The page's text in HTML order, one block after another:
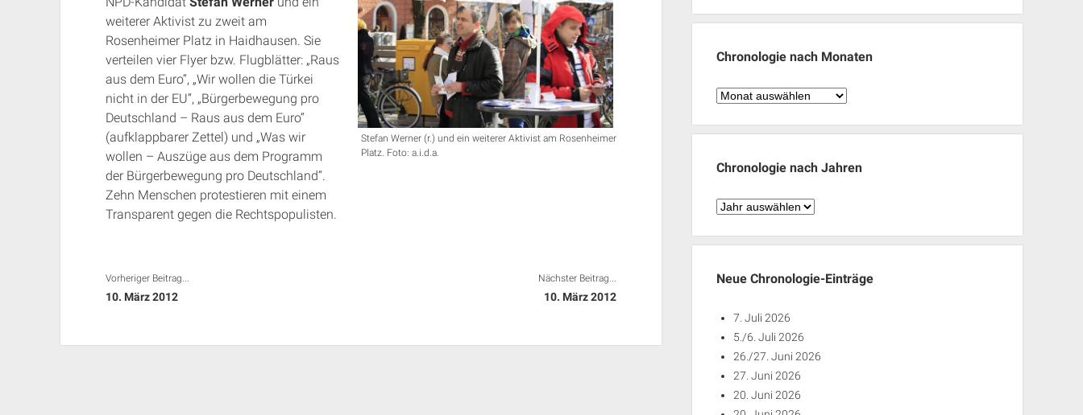
Stefan Werner (r.) und ein weiterer Aktivist am Rosenheimer
Platz. Foto: a.i.d.a.
weiterer Aktivist zu zweit am
Rosenheimer Platz in Haidhausen. Sie
verteilen vier Flyer bzw. Flugblätter: „Raus
aus dem Euro“, „Wir wollen die Türkei
nicht in der EU“, „Bürgerbewegung pro
Deutschland – Raus aus dem Euro“
(aufklappbarer Zettel) und „Was wir
wollen – Auszüge aus dem Programm
der Bürgerbewegung pro Deutschland“.
Zehn Menschen protestieren mit einem
Transparent gegen die Rechtspopulisten.
Vorheriger Beitrag...
10. März 2012
Nächster Beitrag...
10. März 2012
Chronologie nach Monaten
Chronologie
Monaten
Chronologie nach Jahren
Chronologie
Jahren
Neue Chronologie-Einträge
7. Juli 2026
5./6. Juli 2026
26./27. Juni 2026
27. Juni 2026
20. Juni 2026